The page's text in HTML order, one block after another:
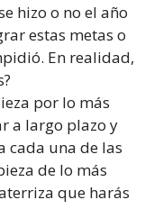
hizo o no el año
estas metas o
En realidad,
por lo más
a largo plazo y
cada una de las
de lo más
que harás